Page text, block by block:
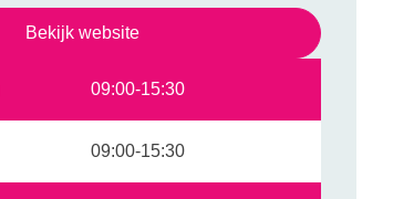
Bekijk website
09:00-15:30
09:00-15:30